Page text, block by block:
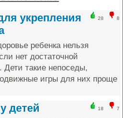
28 8
укрепления
ребенка нельзя
нет достаточной
Дети такие непоседы,
игры для них проще
18 7
детей